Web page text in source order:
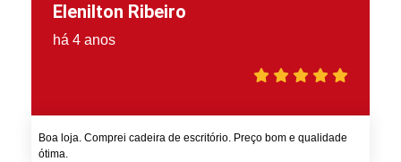
Elenilton Ribeiro
há 4 anos
Boa loja. Comprei cadeira de escritório. Preço bom e qualidade
ótima.